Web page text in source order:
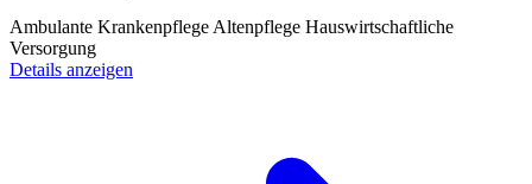
Ambulante Krankenpflege Altenpflege Hauswirtschaftliche
Versorgung
Details anzeigen